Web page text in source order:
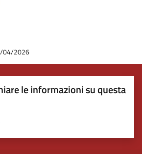
04/2026
le informazioni su questa
5 stelle su 5
stelle su 5
su 5
5